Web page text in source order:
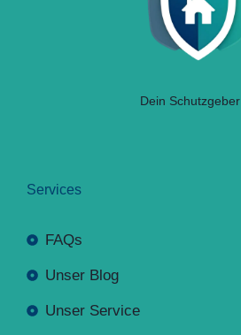
Dein Schutzgeber
Services
FAQs
Unser Blog
Unser Service